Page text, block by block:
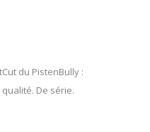
du PistenBully :
qualité. De série.